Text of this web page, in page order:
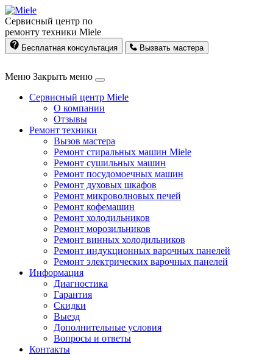
Сервисный центр по
ремонту техники Miele
Бесплатная консультация Вызвать мастера
Меню Закрыть меню
Сервисный центр Miele
О компании
Отзывы
Ремонт техники
Вызов мастера
Ремонт стиральных машин Miele
Ремонт сушильных машин
Ремонт посудомоечных машин
Ремонт духовых шкафов
Ремонт микроволновых печей
Ремонт кофемашин
Ремонт холодильников
Ремонт морозильников
Ремонт винных холодильников
Ремонт индукционных варочных панелей
Ремонт электрических варочных панелей
Информация
Диагностика
Гарантия
Скидки
Выезд
Дополнительные условия
Вопросы и ответы
Контакты